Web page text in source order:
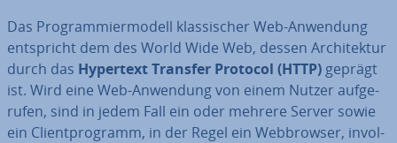
Das Pro­gram­mier­mo­dell klas­si­scher Web-Anwendung
ent­spricht dem des World Wide Web, dessen Ar­chi­tek­tur
durch das Hypertext Transfer Protocol (HTTP) geprägt
ist. Wird eine Web-Anwendung von einem Nutzer auf­ge­
ru­fen, sind in jedem Fall ein oder mehrere Server sowie
ein Cli­ent­pro­gramm, in der Regel ein Web­brow­ser, in­vol­